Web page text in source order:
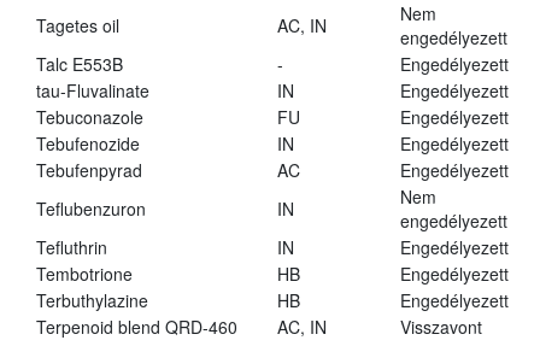
Tagetes oil
AC, IN
Nem
engedélyezett
Talc E553B
-
Engedélyezett
tau-Fluvalinate
IN
Engedélyezett
Tebuconazole
FU
Engedélyezett
Tebufenozide
IN
Engedélyezett
Tebufenpyrad
AC
Engedélyezett
Teflubenzuron
IN
Nem
engedélyezett
Tefluthrin
IN
Engedélyezett
Tembotrione
HB
Engedélyezett
Terbuthylazine
HB
Engedélyezett
Terpenoid blend QRD-460
AC, IN
Visszavont